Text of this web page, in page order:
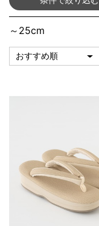
～25cm